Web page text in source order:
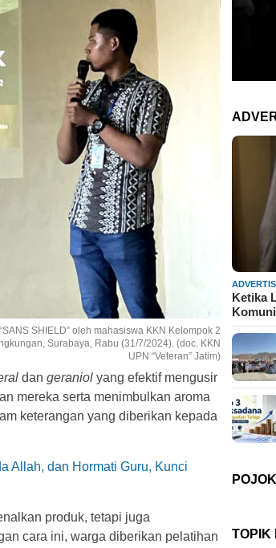
SHIELD” oleh mahasiswa KKN Kelompok 2
Surabaya, Rabu (31/7/2024). (doc. KKN
UPN “Veteran” Jatim)
dan geraniol yang efektif mengusir
mereka serta menimbulkan aroma
keterangan yang diberikan kepada
Allah, dan Hormati Guru, Kunci
produk, tetapi juga
cara ini, warga diberikan pelatihan
Ketika
TOPIK